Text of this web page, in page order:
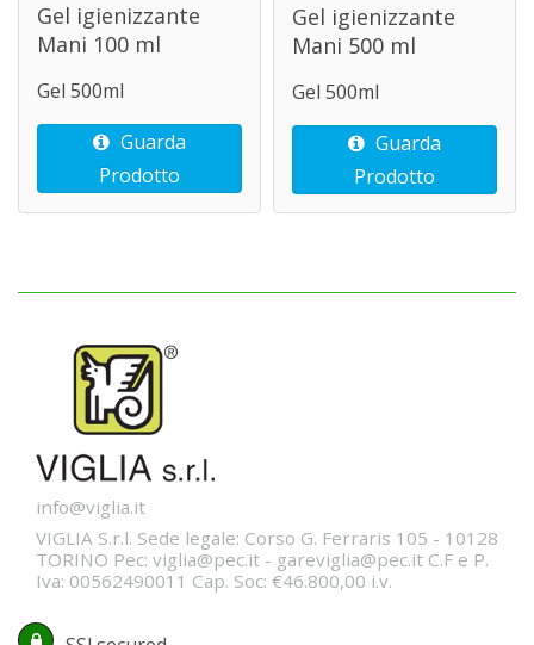
Gel igienizzante
Mani 100 ml
Gel 500ml
Guarda
Prodotto
Gel igienizzante
Mani 500 ml
Gel 500ml
Guarda
Prodotto
info@viglia.it
VIGLIA S.r.l. Sede legale: Corso G. Ferraris 105 - 10128
TORINO Pec: viglia@pec.it - gareviglia@pec.it C.F e P.
Iva: 00562490011 Cap. Soc: €46.800,00 i.v.